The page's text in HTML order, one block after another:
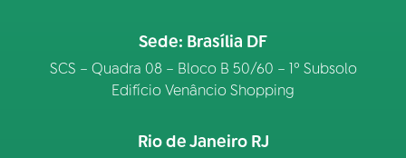
Sede: Brasília DF
SCS – Quadra 08 – Bloco B 50/60 – 1º Subsolo
Edifício Venâncio Shopping
Rio de Janeiro RJ